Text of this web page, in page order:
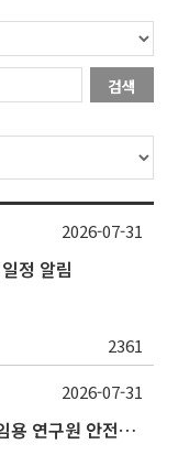
검색
정 알림
2361
2026-07-31
2026년 2학기 대학원 신입생 및 신규 임용 연구원 안전환경교육(신규교육) 실시 안내
2026-07-31